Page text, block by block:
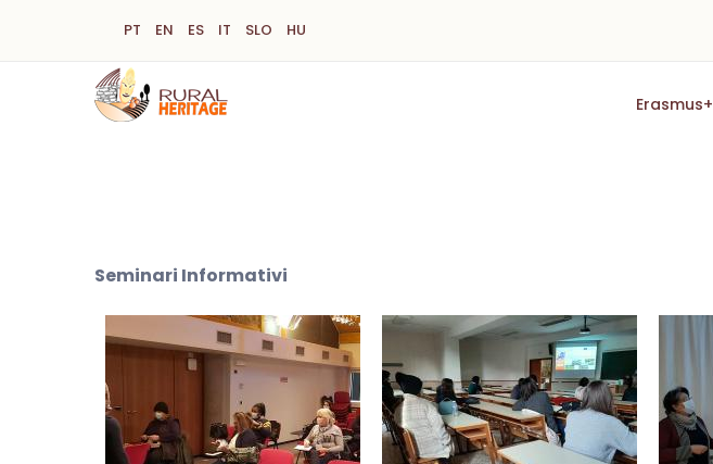
PT EN ES IT SLO HU
Main
Erasmus+
Seminari Informativi